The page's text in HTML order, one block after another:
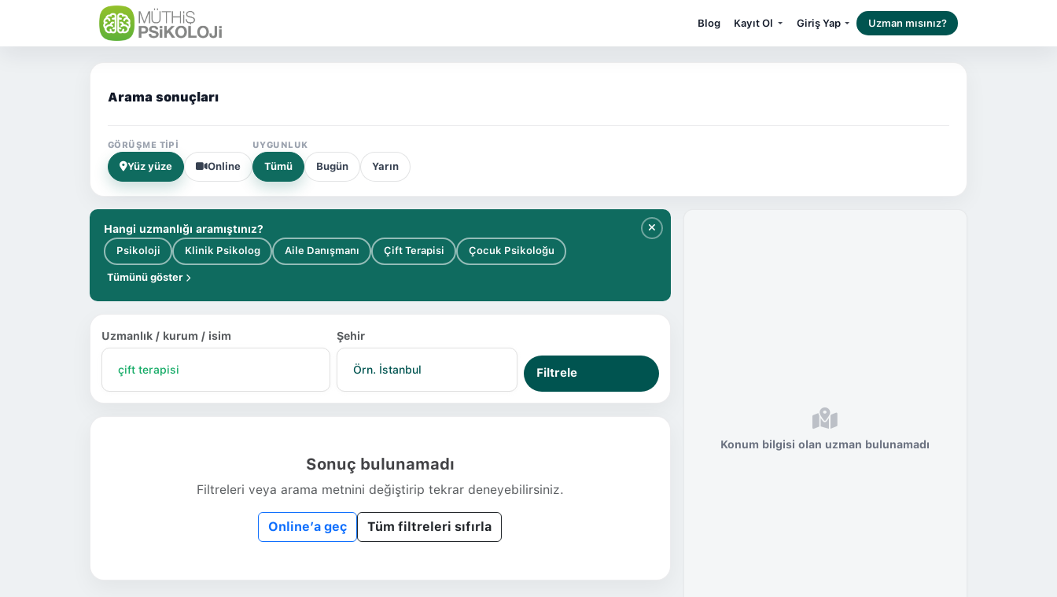
Blog Kayıt Ol Giriş Yap Uzman mısınız?
Arama sonuçları
GÖRÜŞME TIPI
Yüz yüze Online
UYGUNLUK
Tümü Bugün Yarın
Hangi uzmanlığı aramıştınız?
Psikoloji Klinik Psikolog Aile Danışmanı Çift Terapisi Çocuk Psikoloğu
Tümünü göster
Uzmanlık / kurum / isim Şehir
Filtrele
Sonuç bulunamadı
Filtreleri veya arama metnini değiştirip tekrar deneyebilirsiniz.
Online’a geç Tüm filtreleri sıfırla
Konum bilgisi olan uzman bulunamadı